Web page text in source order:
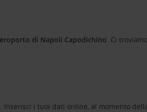
di Napoli Capodichino. Ci
. Inserisci i tuoi dati online, al momento